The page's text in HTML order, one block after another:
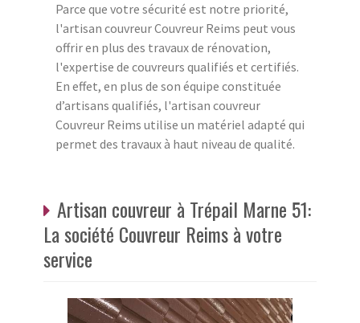
Parce que votre sécurité est notre priorité,
l'artisan couvreur Couvreur Reims peut vous
offrir en plus des travaux de rénovation,
l'expertise de couvreurs qualifiés et certifiés.
En effet, en plus de son équipe constituée
d’artisans qualifiés, l'artisan couvreur
Couvreur Reims utilise un matériel adapté qui
permet des travaux à haut niveau de qualité.
Artisan couvreur à Trépail Marne 51:
La société Couvreur Reims à votre
service